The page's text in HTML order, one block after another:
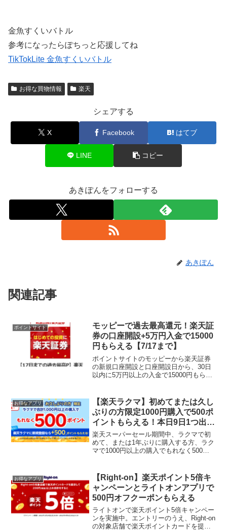
金魚すくいバトル
参考になったらぽちっと応援してね
TikTokLite 金魚すくいバトル
お得な買物情報 楽天
シェアする
X Facebook はてブ
LINE コピー
あきぽんをフォローする
あきぽん
関連記事
ポイントサイト
モッピーで過去最高還元！楽天証
券の口座開設+5万円入金で15000
円もらえる【7/17まで】
ポイントサイトのモッピーから楽天証券
の新規口座開設と口座開設日から、30日
以内に5万円以上の入金で15000円もらえ
楽天IDあれば、登録は容易にできます。
楽天証...
お得なアプリ
【楽天ラクマ】初めてまたは久し
ぶりの方限定1000円購入で500ポ
イントもらえる！本日9日1つ出品
で30ポイント、売れたら90ポイ
ント、友達紹介キャンペーン500
ポイントプレゼント
楽天スーパーセール期間中、ラクマで初
めて、または1年ぶりに購入する方、ラク
マで1000円以上の購入でもれなく500ポ
リーはこちら３と９のつく日に出...
お得なアプリ
【Right-on】楽天ポイント5倍キ
ャンペーンとライトオンアプリで
500円オフクーポンもらえる
ライトオンで楽天ポイント5倍キャンペー
ンを実施中。エントリーのうえ、Right-on
の対象店舗で楽天ポイントカードを提示